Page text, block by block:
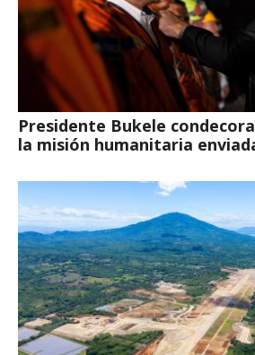
Presidente Bukele
la misión humanitaria